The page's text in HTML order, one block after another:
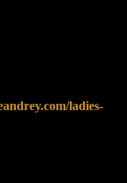
ladies-